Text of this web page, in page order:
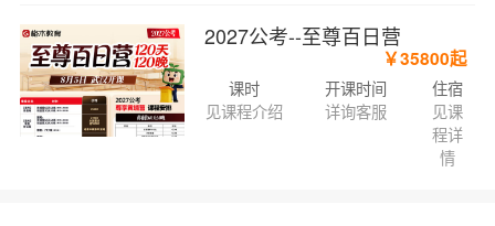
2027公考--至尊百日营
￥35800起
课时
见课程介绍
开课时间
详询客服
住宿
见课
程详
情